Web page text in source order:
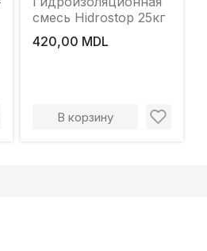
смесь Hidrostop 25кг
420,00 MDL
В корзину